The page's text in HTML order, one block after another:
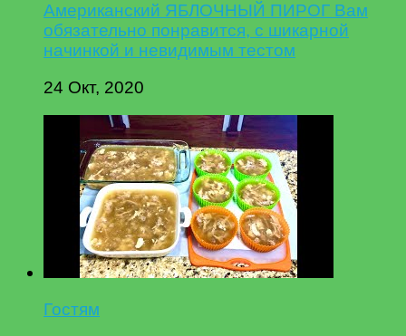
Американский ЯБЛОЧНЫЙ ПИРОГ Вам
обязательно понравится, с шикарной
начинкой и невидимым тестом
24 Окт, 2020
Гостям